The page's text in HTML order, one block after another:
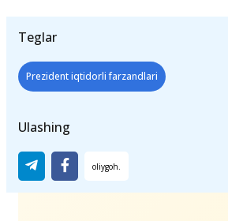
Teglar
Prezident iqtidorli farzandlari
Ulashing